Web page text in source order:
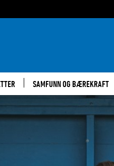
SAMFUNN OG BÆREKRAFT